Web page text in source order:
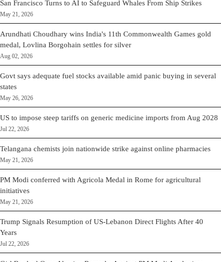
San Francisco Turns to AI to Safeguard Whales From Ship Strikes
May 21, 2026
Arundhati Choudhary wins India's 11th Commonwealth Games gold
medal, Lovlina Borgohain settles for silver
Aug 02, 2026
Govt says adequate fuel stocks available amid panic buying in several
states
May 26, 2026
US to impose steep tariffs on generic medicine imports from Aug 2028
Jul 22, 2026
Telangana chemists join nationwide strike against online pharmacies
May 21, 2026
PM Modi conferred with Agricola Medal in Rome for agricultural
initiatives
May 21, 2026
Trump Signals Resumption of US-Lebanon Direct Flights After 40
Years
Jul 22, 2026